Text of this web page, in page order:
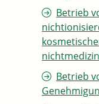
Betrieb
Betrieb